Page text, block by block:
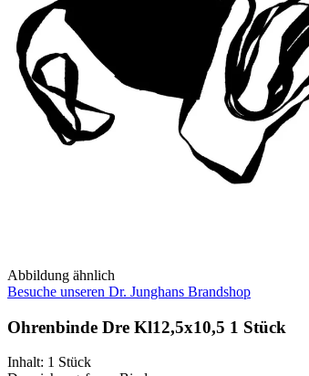
Abbildung ähnlich
Besuche unseren Dr. Junghans Brandshop
Ohrenbinde Dre Kl12,5x10,5 1 Stück
Inhalt: 1 Stück